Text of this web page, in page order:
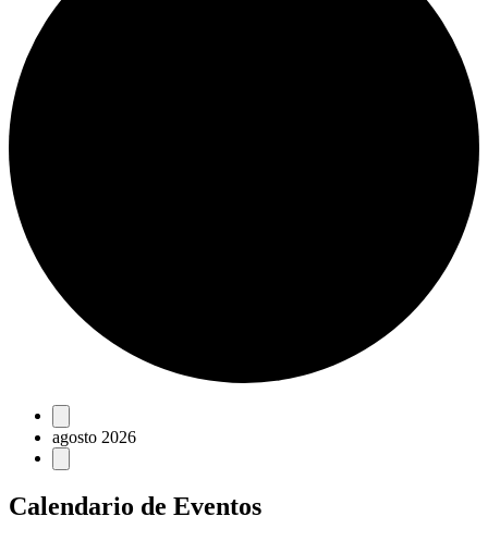
Eventos
agosto 2026
Calendario de Eventos